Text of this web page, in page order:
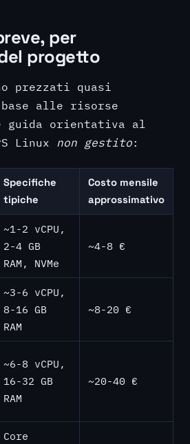
per
progetto
prezzati quasi
alle risorse
guida orientativa al
Linux non gestito:
Specifiche
tipiche
Costo mensile
approssimativo
~1-2 vCPU,
2-4 GB
RAM, NVMe
~4-8 €
~3-6 vCPU,
8-16 GB
RAM
~8-20 €
~6-8 vCPU,
16-32 GB
RAM
~20-40 €
Core